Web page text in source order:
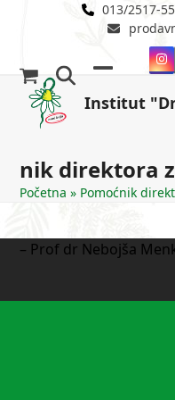
013/2517-
Institut "Dr
mobile
mobile
nik direktora
Početna » Pomoćnik
– Prof dr Nebojša